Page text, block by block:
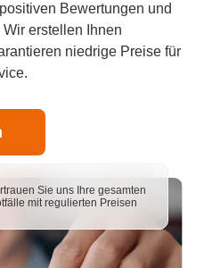
Bewertungen und
erstellen Ihnen
niedrige Preise für
Sie uns Ihre gesamten
mit regulierten Preisen